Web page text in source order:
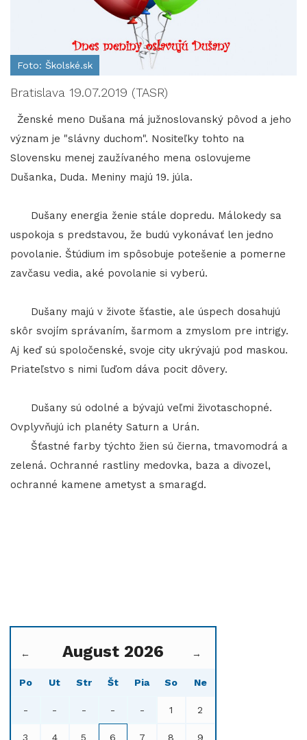
Foto: Školské.sk
Bratislava 19.07.2019 (TASR)
Ženské meno Dušana má južnoslovanský pôvod a jeho
význam je "slávny duchom". Nositeľky tohto na
Slovensku menej zaužívaného mena oslovujeme
Dušanka, Duda. Meniny majú 19. júla.
Dušany energia ženie stále dopredu. Málokedy sa
uspokoja s predstavou, že budú vykonávať len jedno
povolanie. Štúdium im spôsobuje potešenie a pomerne
zavčasu vedia, aké povolanie si vyberú.
Dušany majú v živote šťastie, ale úspech dosahujú
skôr svojím správaním, šarmom a zmyslom pre intrigy.
Aj keď sú spoločenské, svoje city ukrývajú pod maskou.
Priateľstvo s nimi ľuďom dáva pocit dôvery.
Dušany sú odolné a bývajú veľmi životaschopné.
Ovplyvňujú ich planéty Saturn a Urán.
Šťastné farby týchto žien sú čierna, tmavomodrá a
zelená. Ochranné rastliny medovka, baza a divozel,
ochranné kamene ametyst a smaragd.
← August 2026 →
Po Ut Str Št Pia So Ne
- - - - - 1 2
3 4 5 6 7 8 9